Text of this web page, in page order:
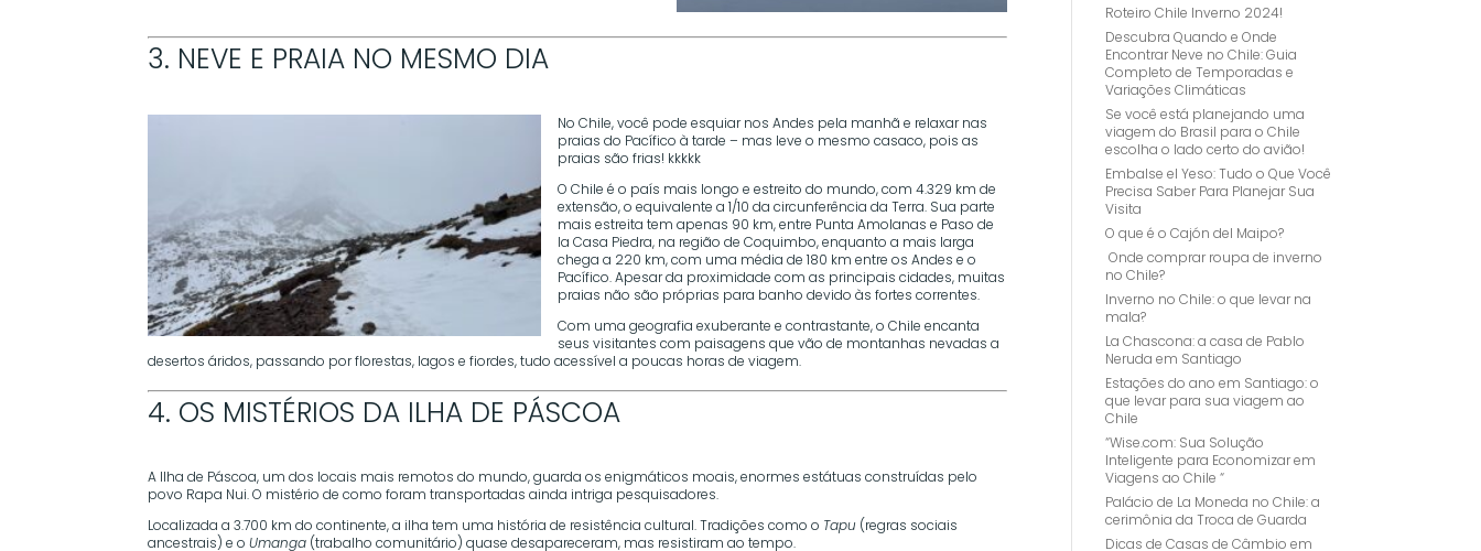
3. NEVE E PRAIA NO MESMO DIA
No Chile, você pode esquiar nos Andes pela manhã e relaxar nas
praias do Pacífico à tarde – mas leve o mesmo casaco, pois as
praias são frias! kkkkk
O Chile é o país mais longo e estreito do mundo, com 4.329 km de
extensão, o equivalente a 1/10 da circunferência da Terra. Sua parte
mais estreita tem apenas 90 km, entre Punta Amolanas e Paso de
la Casa Piedra, na região de Coquimbo, enquanto a mais larga
chega a 220 km, com uma média de 180 km entre os Andes e o
Pacífico. Apesar da proximidade com as principais cidades, muitas
praias não são próprias para banho devido às fortes correntes.
Com uma geografia exuberante e contrastante, o Chile encanta
seus visitantes com paisagens que vão de montanhas nevadas a
desertos áridos, passando por florestas, lagos e fiordes, tudo acessível a poucas horas de viagem.
4. OS MISTÉRIOS DA ILHA DE PÁSCOA
A Ilha de Páscoa, um dos locais mais remotos do mundo, guarda os enigmáticos moais, enormes estátuas construídas pelo
povo Rapa Nui. O mistério de como foram transportadas ainda intriga pesquisadores.
Localizada a 3.700 km do continente, a ilha tem uma história de resistência cultural. Tradições como o Tapu (regras sociais
ancestrais) e oUmanga (trabalho comunitário) quase desapareceram, mas resistiram ao tempo.
Roteiro Chile Inverno 2024!
Descubra Quando e Onde
Encontrar Neve no Chile: Guia
Completo de Temporadas e
Variações Climáticas
Se você está planejando uma
viagem do Brasil para o Chile
escolha o lado certo do avião!
Embalse el Yeso: Tudo o Que Você
Precisa Saber Para Planejar Sua
Visita
O que é o Cajón del Maipo?
Onde comprar roupa de inverno
no Chile?
Inverno no Chile: o que levar na
mala?
La Chascona: a casa de Pablo
Neruda em Santiago
Estações do ano em Santiago: o
que levar para sua viagem ao
Chile
“Wise.com: Sua Solução
Inteligente para Economizar em
Viagens ao Chile “
Palácio de La Moneda no Chile: a
cerimônia da Troca de Guarda
Dicas de Casas de Câmbio em